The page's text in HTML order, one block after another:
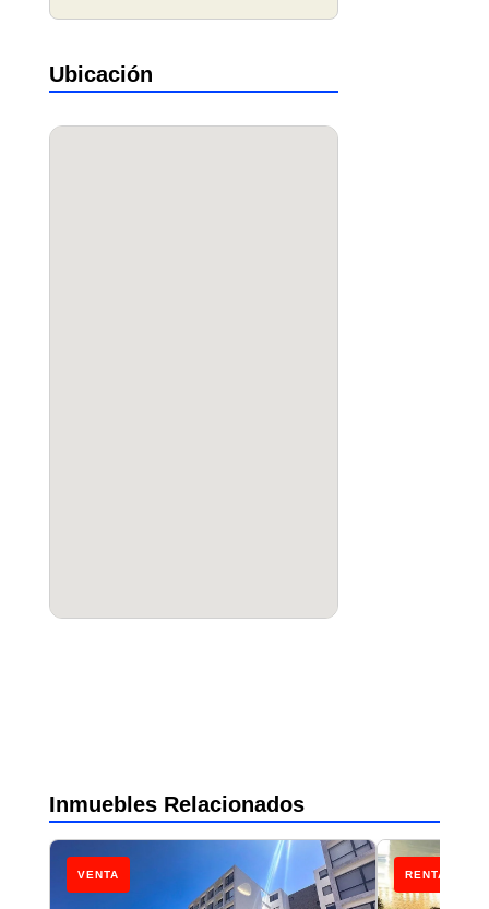
Ubicación
Inmuebles Relacionados
VENTA RENTA